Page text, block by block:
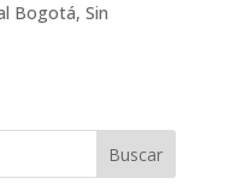
Bogotá, Sin
Buscar